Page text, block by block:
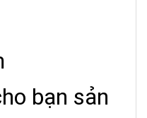
bạn sản